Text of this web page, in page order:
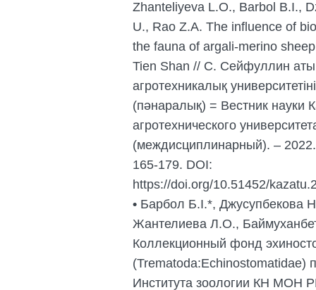
Zhanteliyeva L.O., Barbol B.I.,
U., Rao Z.A. The influence of
the fauna of argali-merino
Tien Shan // С. Сейфуллин
агротехникалық
(пәнаралық) = Вестник науки
агротехнического
(междисциплинарный). –
165-179. DOI:
https://doi.org/10.51452/
• Барбол Б.І.*,
Жантелиева Л.О.,
Коллекционный фонд
(Trematoda:Echinostomatidae)
Института зоологии КН МОН